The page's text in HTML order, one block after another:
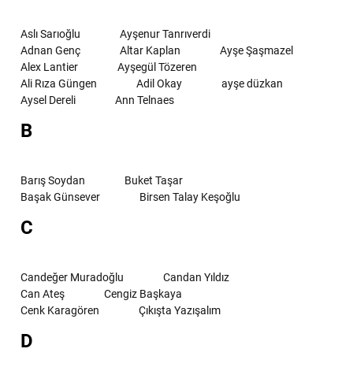
Aslı Sarıoğlu
Ayşenur Tanrıverdi
Adnan Genç
Altar Kaplan
Ayşe Şaşmazel
Alex Lantier
Ayşegül Tözeren
Ali Rıza Güngen
Adil Okay
ayşe düzkan
Aysel Dereli
Ann Telnaes
B
Barış Soydan
Buket Taşar
Başak Günsever
Birsen Talay Keşoğlu
C
Candeğer Muradoğlu
Candan Yıldız
Can Ateş
Cengiz Başkaya
Cenk Karagören
Çıkışta Yazışalım
D